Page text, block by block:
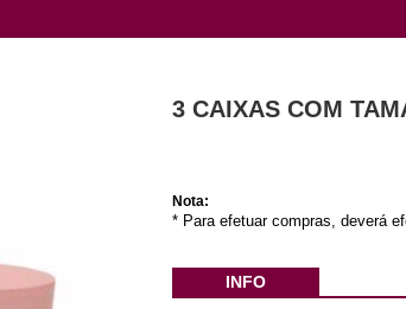
3 CAIXAS COM
Nota:
* Para efetuar compras, deverá
INFO